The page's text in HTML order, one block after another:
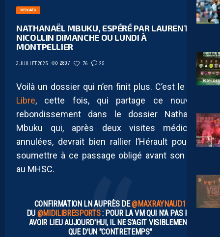
MERCATO
NATHANAËL MBUKU, ESPÉRÉ PAR LAURENT
NICOLLIN DIMANCHE OU LUNDI À
MONTPELLIER
3 JUILLET 2025 2807 76 25
Voilà un dossier qui n’en finit plus. C’est le
Midi
Libre, cette fois, qui partage ce nouveau
rebondissement dans le dossier Nathanaël
Mbuku qui, après deux visites médicales
annulées, devrait bien rallier l’Hérault pour se
soumettre à ce passage obligé avant son prêt
au MHSC.
CONFIRMATION LN AUPRÈS DE@MAXRAYNAUD1
DU @MIDILIBRESPORTS: POUR LA VM QUI N'A PAS PU
AVOIR LIEU AUJOURD'HUI, IL NE S'AGIT VISIBLEMENT
QUE D'UN "CONTRETEMPS"